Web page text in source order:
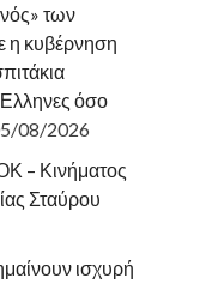
των
η κυβέρνηση
όσο
08/2026
– Κινήματος
Σταύρου
ισχυρή